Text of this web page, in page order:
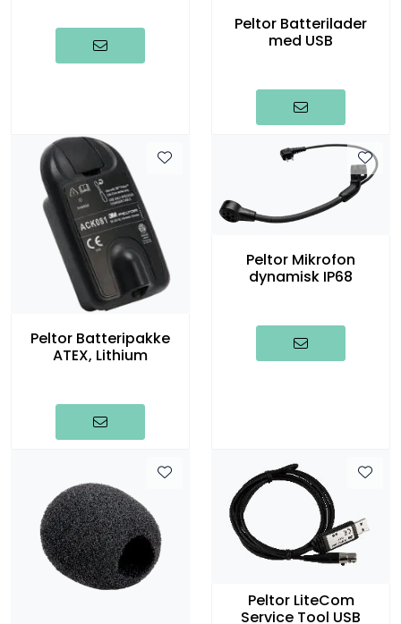
Peltor Batterilader
med USB
Peltor Batteripakke
ATEX, Lithium
Peltor Mikrofon
dynamisk IP68
Peltor LiteCom
Service Tool USB